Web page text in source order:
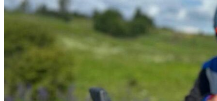
06.08.26 14:40